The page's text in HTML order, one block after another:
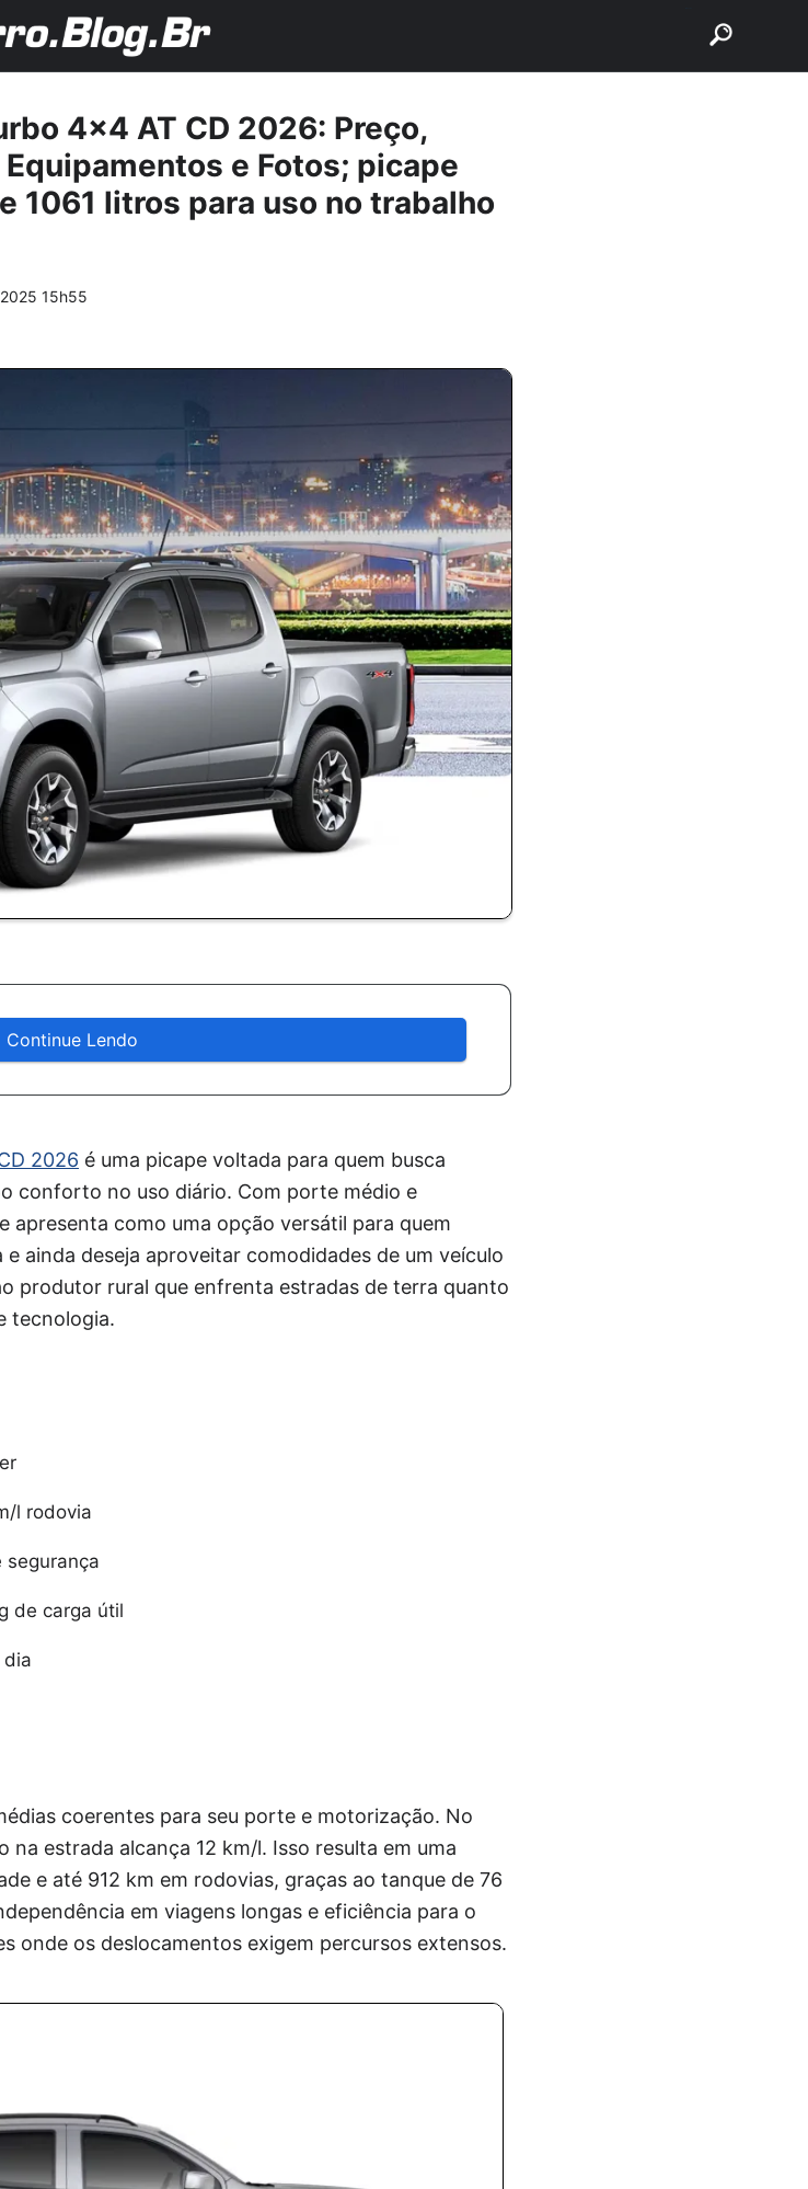
4×4 AT CD 2026: Preço,
e Fotos; picape
1061 litros para uso no trabalho
15h55
Continue Lendo
2026 é uma picape voltada para quem busca
conforto no uso diário. Com porte médio e
apresenta como uma opção versátil para quem
ainda deseja aproveitar comodidades de um veículo
produtor rural que enfrenta estradas de terra quanto
tecnologia.
l rodovia
segurança
de carga útil
dia
coerentes para seu porte e motorização. No
estrada alcança 12 km/l. Isso resulta em uma
e até 912 km em rodovias, graças ao tanque de 76
em viagens longas e eficiência para o
onde os deslocamentos exigem percursos extensos.